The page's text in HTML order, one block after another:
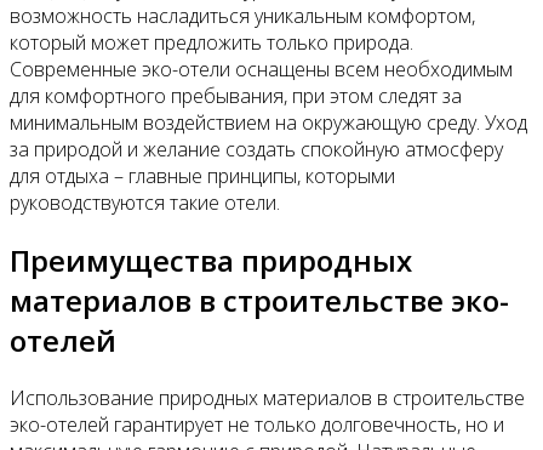
возможность насладиться уникальным комфортом,
который может предложить только природа.
Современные эко-отели оснащены всем необходимым
для комфортного пребывания, при этом следят за
минимальным воздействием на окружающую среду. Уход
за природой и желание создать спокойную атмосферу
для отдыха – главные принципы, которыми
руководствуются такие отели.
Преимущества природных
материалов в строительстве эко-
отелей
Использование природных материалов в строительстве
эко-отелей гарантирует не только долговечность, но и